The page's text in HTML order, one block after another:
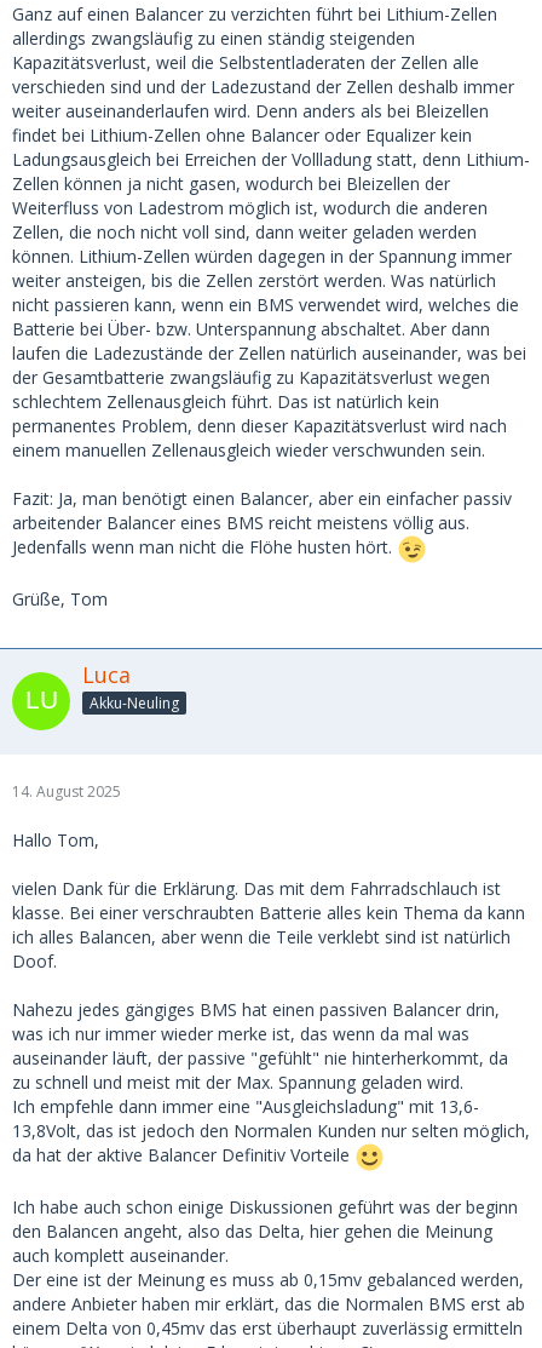
Ganz auf einen Balancer zu verzichten führt bei Lithium-Zellen
allerdings zwangsläufig zu einen ständig steigenden
Kapazitätsverlust, weil die Selbstentladeraten der Zellen alle
verschieden sind und der Ladezustand der Zellen deshalb immer
weiter auseinanderlaufen wird. Denn anders als bei Bleizellen
findet bei Lithium-Zellen ohne Balancer oder Equalizer kein
Ladungsausgleich bei Erreichen der Vollladung statt, denn Lithium-
Zellen können ja nicht gasen, wodurch bei Bleizellen der
Weiterfluss von Ladestrom möglich ist, wodurch die anderen
Zellen, die noch nicht voll sind, dann weiter geladen werden
können. Lithium-Zellen würden dagegen in der Spannung immer
weiter ansteigen, bis die Zellen zerstört werden. Was natürlich
nicht passieren kann, wenn ein BMS verwendet wird, welches die
Batterie bei Über- bzw. Unterspannung abschaltet. Aber dann
laufen die Ladezustände der Zellen natürlich auseinander, was bei
der Gesamtbatterie zwangsläufig zu Kapazitätsverlust wegen
schlechtem Zellenausgleich führt. Das ist natürlich kein
permanentes Problem, denn dieser Kapazitätsverlust wird nach
einem manuellen Zellenausgleich wieder verschwunden sein.
Fazit: Ja, man benötigt einen Balancer, aber ein einfacher passiv
arbeitender Balancer eines BMS reicht meistens völlig aus.
Jedenfalls wenn man nicht die Flöhe husten hört.
Grüße, Tom
Luca
Akku-Neuling
14. August 2025
Hallo Tom,
vielen Dank für die Erklärung. Das mit dem Fahrradschlauch ist
klasse. Bei einer verschraubten Batterie alles kein Thema da kann
ich alles Balancen, aber wenn die Teile verklebt sind ist natürlich
Doof.
Nahezu jedes gängiges BMS hat einen passiven Balancer drin,
was ich nur immer wieder merke ist, das wenn da mal was
auseinander läuft, der passive "gefühlt" nie hinterherkommt, da
zu schnell und meist mit der Max. Spannung geladen wird.
Ich empfehle dann immer eine "Ausgleichsladung" mit 13,6-
13,8Volt, das ist jedoch den Normalen Kunden nur selten möglich,
da hat der aktive Balancer Definitiv Vorteile
Ich habe auch schon einige Diskussionen geführt was der beginn
den Balancen angeht, also das Delta, hier gehen die Meinung
auch komplett auseinander.
Der eine ist der Meinung es muss ab 0,15mv gebalanced werden,
andere Anbieter haben mir erklärt, das die Normalen BMS erst ab
einem Delta von 0,45mv das erst überhaupt zuverlässig ermitteln